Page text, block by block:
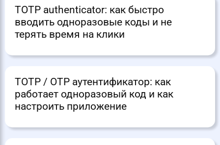
TOTP authenticator: как быстро
вводить одноразовые коды и не
терять время на клики
TOTP / OTP аутентификатор: как
работает одноразовый код и как
настроить приложение